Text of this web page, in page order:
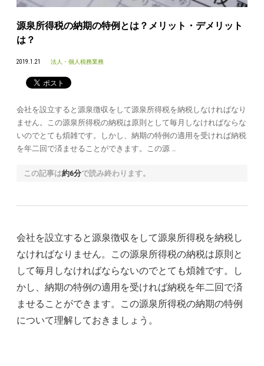
源泉所得税の納期の特例とは？メリット・デメリット
は？
2019.1.21 法人・個人税務業務
会社を設立すると源泉徴収をして源泉所得税を納税しなければなり
ません。この源泉所得税の納税は原則として毎月しなければならな
いのでとても煩雑です。しかし、納期の特例の適用を受ければ納税
を年二回で済ませることができます。この源 …
この記事は約6分で読み終わります。
会社を設立すると源泉徴収をして源泉所得税を納税し
なければなりません。この源泉所得税の納税は原則と
して毎月しなければならないのでとても煩雑です。し
かし、納期の特例の適用を受ければ納税を年二回で済
ませることができます。この源泉所得税の納期の特例
について理解しておきましょう。